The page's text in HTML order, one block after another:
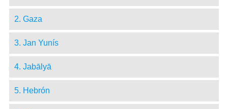
2. Gaza
3. Jan Yunís
4. Jabālyā
5. Hebrón